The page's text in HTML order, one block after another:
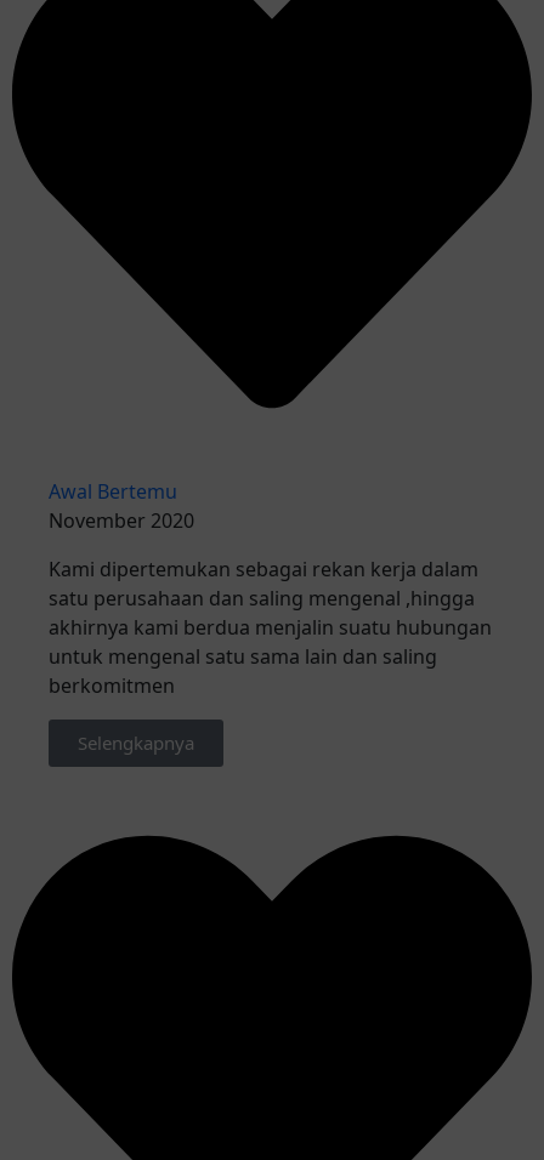
Awal Bertemu
November 2020
Kami dipertemukan sebagai rekan kerja dalam
satu perusahaan dan saling mengenal ,hingga
akhirnya kami berdua menjalin suatu hubungan
untuk mengenal satu sama lain dan saling
berkomitmen
Selengkapnya